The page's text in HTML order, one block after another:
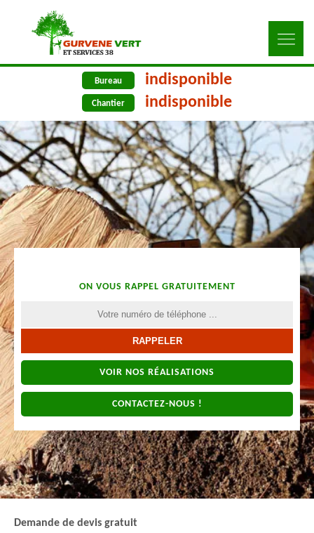
Bureau indisponible
Chantier indisponible
ON VOUS RAPPEL GRATUITEMENT
VOIR NOS RÉALISATIONS
CONTACTEZ-NOUS !
Demande de devis gratuit